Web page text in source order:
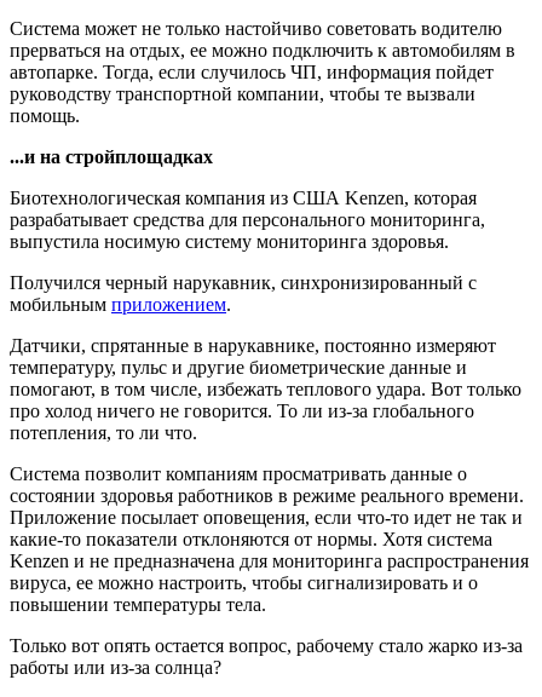
Система может не только настойчиво советовать водителю
прерваться на отдых, ее можно подключить к автомобилям в
автопарке. Тогда, если случилось ЧП, информация пойдет
руководству транспортной компании, чтобы те вызвали
помощь.
...и на стройплощадках
Биотехнологическая компания из США Kenzen, которая
разрабатывает средства для персонального мониторинга,
выпустила носимую систему мониторинга здоровья.
Получился черный нарукавник, синхронизированный с
мобильным приложением.
Датчики, спрятанные в нарукавнике, постоянно измеряют
температуру, пульс и другие биометрические данные и
помогают, в том числе, избежать теплового удара. Вот только
про холод ничего не говорится. То ли из-за глобального
потепления, то ли что.
Система позволит компаниям просматривать данные о
состоянии здоровья работников в режиме реального времени.
Приложение посылает оповещения, если что-то идет не так и
какие-то показатели отклоняются от нормы. Хотя система
Kenzen и не предназначена для мониторинга распространения
вируса, ее можно настроить, чтобы сигнализировать и о
повышении температуры тела.
Только вот опять остается вопрос, рабочему стало жарко из-за
работы или из-за солнца?